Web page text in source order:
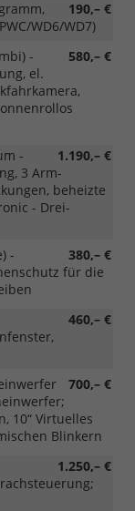
190,– €
WD6/WD7)
580,– €
-
el.
1.190,– €
-
3 Arm-
beheizte
- Drei-
380,– €
-
für die
460,– €
700,– €
10“ Virtuelles
Blinkern
1.250,– €